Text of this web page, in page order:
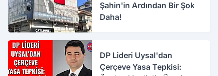
Şahin'in Ardından Bir Şok
Daha!
DP Lideri Uysal'dan
Çerçeve Yasa Tepkisi: